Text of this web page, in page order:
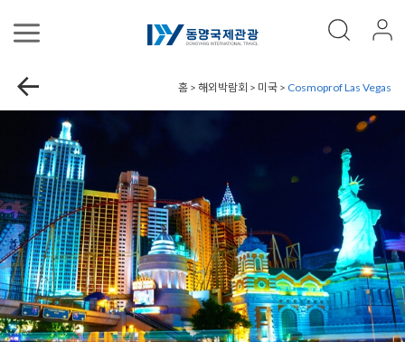
홈 > 해외박람회 > 미국 > Cosmoprof Las Vegas